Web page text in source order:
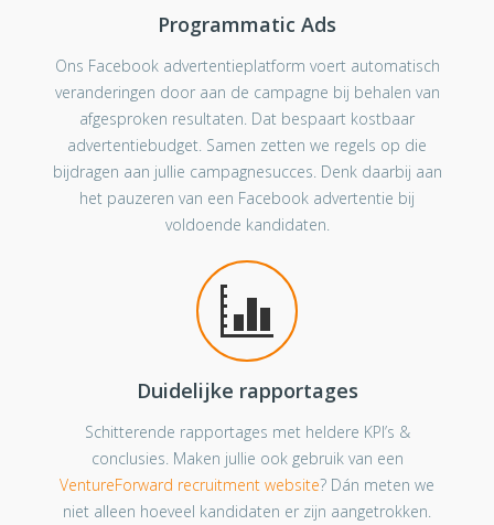
Programmatic Ads
Ons Facebook advertentieplatform voert automatisch
veranderingen door aan de campagne bij behalen van
afgesproken resultaten. Dat bespaart kostbaar
advertentiebudget. Samen zetten we regels op die
bijdragen aan jullie campagnesucces. Denk daarbij aan
het pauzeren van een Facebook advertentie bij
voldoende kandidaten.
Duidelijke rapportages
Schitterende rapportages met heldere KPI’s &
conclusies. Maken jullie ook gebruik van een
VentureForward recruitment website? Dán meten we
niet alleen hoeveel kandidaten er zijn aangetrokken.